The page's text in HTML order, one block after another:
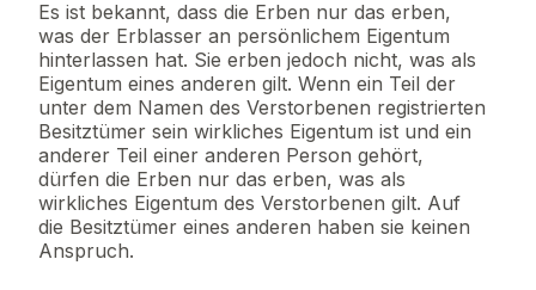
Es ist bekannt, dass die Erben nur das erben,
was der Erblasser an persönlichem Eigentum
hinterlassen hat. Sie erben jedoch nicht, was als
Eigentum eines anderen gilt. Wenn ein Teil der
unter dem Namen des Verstorbenen registrierten
Besitztümer sein wirkliches Eigentum ist und ein
anderer Teil einer anderen Person gehört,
dürfen die Erben nur das erben, was als
wirkliches Eigentum des Verstorbenen gilt. Auf
die Besitztümer eines anderen haben sie keinen
Anspruch.